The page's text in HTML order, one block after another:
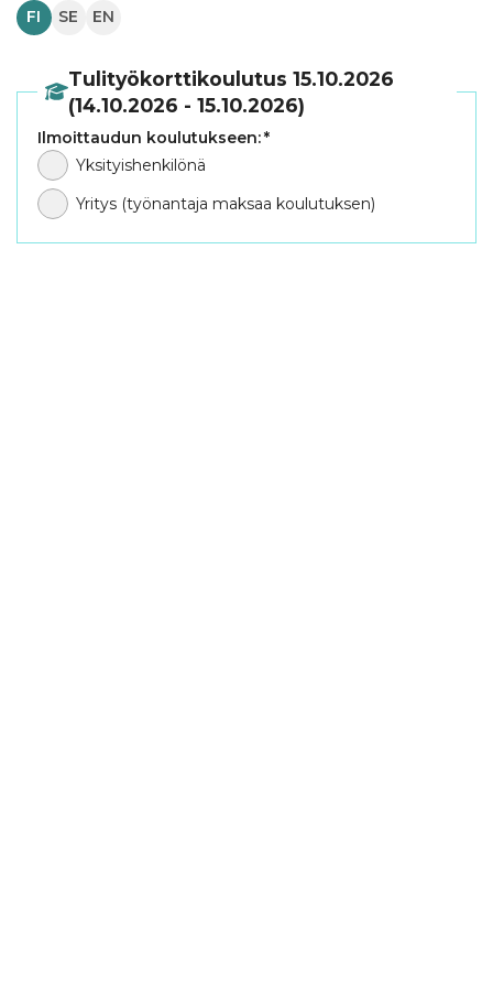
FI SE EN
Tulityökorttikoulutus 15.10.2026
(14.10.2026 - 15.10.2026)
Ilmoittaudun koulutukseen:*
Yksityishenkilönä
Yritys (työnantaja maksaa koulutuksen)